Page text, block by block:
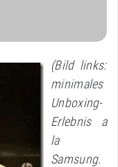
(Bild links:
minimales
Unboxing-
Erlebnis a
la
Samsung.